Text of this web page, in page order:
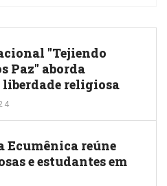
"Tejiendo
Paz" aborda
religiosa
Ecumênica reúne
e estudantes em